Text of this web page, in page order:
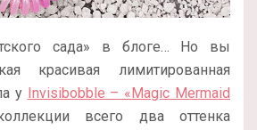
сада» в блоге… Но вы
красивая лимитированная
у Invisibobble – «Magic Mermaid
всего два оттенка